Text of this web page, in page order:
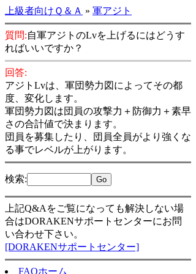
上級者向けＱ＆Ａ » 軍アジト
質問:自軍アジトのLvを上げるにはどうす
ればいいですか？
回答:
アジトLvは、軍団勢力図によってその都
度、変化します。
軍団勢力図は団員の攻撃力＋防御力＋素早
さの合計値で決まります。
団員を募集したり、団員全員がより強くな
る事でレベルが上がります。
検索:
上記Q&Aをご覧になっても解決しない場
合はDORAKENサポートセンターにお問
い合わせ下さい。
[DORAKENサポートセンター]
FAQホーム